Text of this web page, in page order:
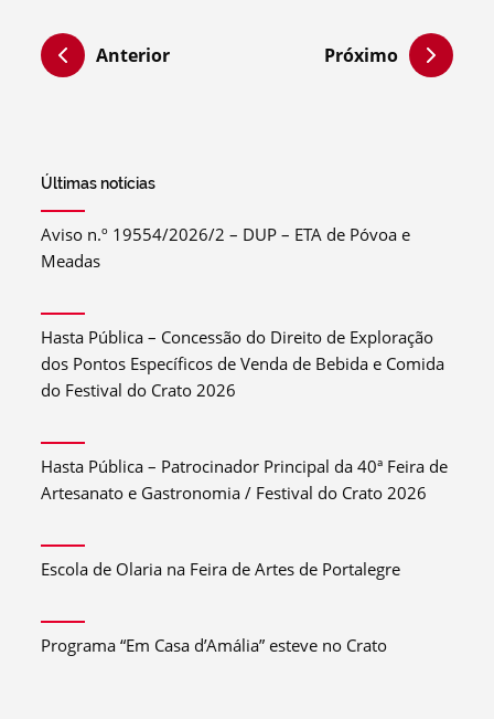
Anterior Próximo
Últimas notícias
Aviso n.º 19554/2026/2 – DUP – ETA de Póvoa e
Meadas
Hasta Pública – Concessão do Direito de Exploração
dos Pontos Específicos de Venda de Bebida e Comida
do Festival do Crato 2026
Hasta Pública – Patrocinador Principal da 40ª Feira de
Artesanato e Gastronomia / Festival do Crato 2026
Escola de Olaria na Feira de Artes de Portalegre
Programa “Em Casa d’Amália” esteve no Crato